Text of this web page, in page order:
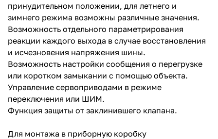
принудительном положении, для летнего и
зимнего режима возможны различные значения.
Возможность отдельного параметрирования
реакции каждого выхода в случае восстановления
и исчезновения напряжения шины.
Возможность настройки сообщения о перегрузке
или коротком замыкании с помощью объекта.
Управление сервоприводами в режиме
переключения или ШИМ.
Функция защиты от заклинившего клапана.
Для монтажа в приборную коробку